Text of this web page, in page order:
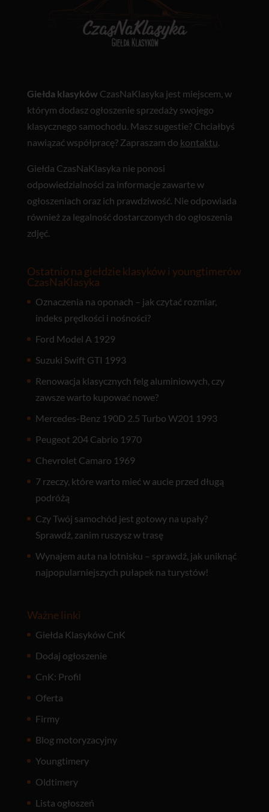
Giełda klasyków CzasNaKlasyka jest miejscem, w
którym dodasz ogłoszenie sprzedaży swojego
klasycznego samochodu. Masz sugestie? Chciałbyś
nawiązać współpracę? Zapraszam do kontaktu.
Giełda CzasNaKlasyka nie ponosi
odpowiedzialności za informacje zawarte w
ogłoszeniach oraz ich prawdziwość. Nie odpowiada
również za legalność dostarczonych do ogłoszenia
zdjęć.
Ostatnio na giełdzie klasyków i youngtimerów
CzasNaKlasyka
Oznaczenia na oponach – jak czytać rozmiar,
indeks prędkości i nośności?
Ford Model A 1929
Suzuki Swift GTI 1993
Renowacja klasycznych felg aluminiowych, czy
zawsze warto kupować nowe?
Mercedes-Benz 190D 2.5 Turbo W201 1993
Peugeot 204 Cabrio 1970
Chevrolet Camaro 1969
7 rzeczy, które warto mieć w aucie przed długą
podróżą
Czy Twój samochód jest gotowy na upały?
Sprawdź, zanim ruszysz w trasę
Wynajem auta na lotnisku – sprawdź, jak uniknąć
najpopularniejszych pułapek na turystów!
Ważne linki
Giełda Klasyków CnK
Dodaj ogłoszenie
CnK: Profil
Oferta
Firmy
Blog motoryzacyjny
Youngtimery
Oldtimery
Lista ogłoszeń